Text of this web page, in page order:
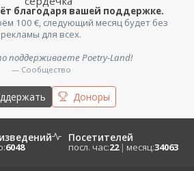
благодаря вашей поддержке.
100 €, следующий месяц будет без
рекламы для всех.
поддерживаете Poetry-Land!
— Сообщество
Доноры
6048
Посетителей
посл. час:22 | месяц:34063